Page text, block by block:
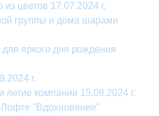
цветов 17.07.2024 г.
группы и дома шарами
яркого дня рождения
г.
летие компании 15.08.2024 г.
"Вдохновение"